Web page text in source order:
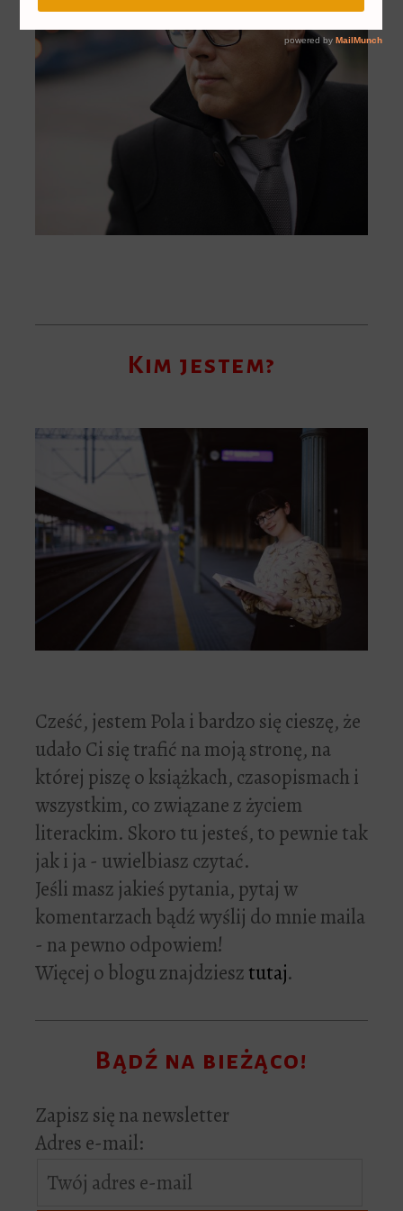
Kim jestem?
Cześć, jestem Pola i bardzo się cieszę, że
udało Ci się trafić na moją stronę, na
której piszę o książkach, czasopismach i
wszystkim, co związane z życiem
literackim. Skoro tu jesteś, to pewnie tak
jak i ja - uwielbiasz czytać.
Jeśli masz jakieś pytania, pytaj w
komentarzach bądź wyślij do mnie maila
- na pewno odpowiem!
Więcej o blogu znajdziesztutaj.
Bądź na bieżąco!
Zapisz się na newsletter
Adres e-mail: